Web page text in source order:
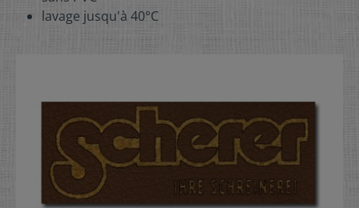
lavage jusqu'à 40°C